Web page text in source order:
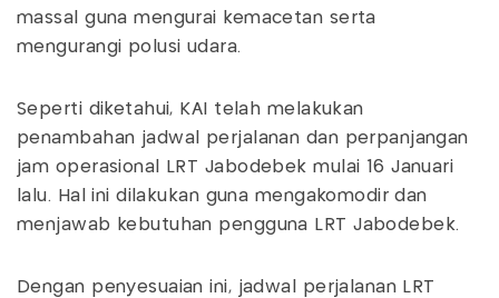
massal guna mengurai kemacetan serta
mengurangi polusi udara.
Seperti diketahui, KAI telah melakukan
penambahan jadwal perjalanan dan perpanjangan
jam operasional LRT Jabodebek mulai 16 Januari
lalu. Hal ini dilakukan guna mengakomodir dan
menjawab kebutuhan pengguna LRT Jabodebek.
Dengan penyesuaian ini, jadwal perjalanan LRT